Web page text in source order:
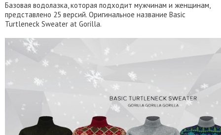
Базовая водолазка, которая подходит мужчинам и женщинам,
представлено 25 версий. Оригинальное название Basic
Turtleneck Sweater at Gorilla.